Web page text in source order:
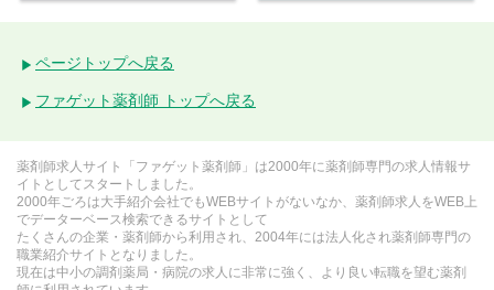
ページトップへ戻る
ファゲット薬剤師 トップへ戻る
薬剤師求人サイト「ファゲット薬剤師」は2000年に薬剤師専門の求人情報サ
イトとしてスタートしました。
2000年ごろは大手紹介会社でもWEBサイトがないなか、薬剤師求人をWEB上
でデーターベース検索できるサイトとして
たくさんの企業・薬剤師から利用され、2004年には法人化され薬剤師専門の
職業紹介サイトとなりました。
現在は中小の調剤薬局・病院の求人に非常に強く、より良い転職を望む薬剤